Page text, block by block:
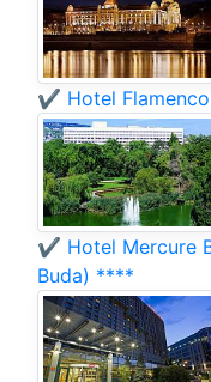
✔️ Hotel
✔️ Hotel Mercure
Buda) ****